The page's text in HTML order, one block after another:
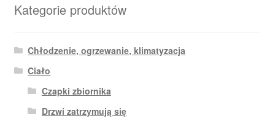
Kategorie produktów
Chłodzenie, ogrzewanie, klimatyzacja
Ciało
Czapki zbiornika
Drzwi zatrzymują się